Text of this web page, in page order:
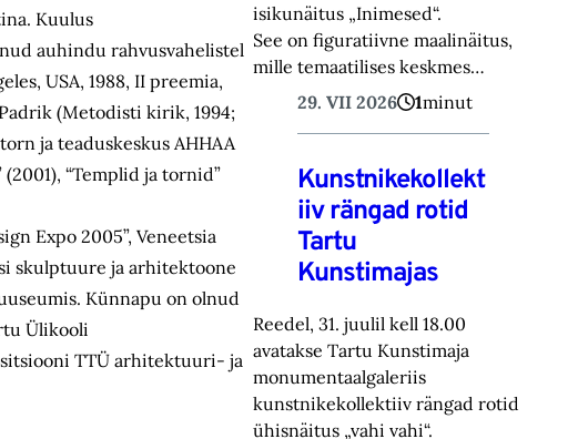
Kuulus
auhindu rahvusvahelistel
USA, 1988, II preemia,
(Metodisti kirik, 1994;
ja teaduskeskus AHHAA
“Templid ja tornid”
Expo 2005”, Veneetsia
skulptuure ja arhitektoone
Künnapu on olnud
Ülikooli
TTÜ arhitektuuri- ja
isikunäitus „Inimesed“.
See on figuratiivne maalinäitus,
mille temaatilises keskmes…
29. VII 2026
1minut
Kunstnikekollekt
iiv rängad rotid
Tartu
Kunstimajas
Reedel, 31. juulil kell 18.00
avatakse Tartu Kunstimaja
monumentaalgaleriis
kunstnikekollektiiv rängad rotid
ühisnäitus „vahi vahi“.